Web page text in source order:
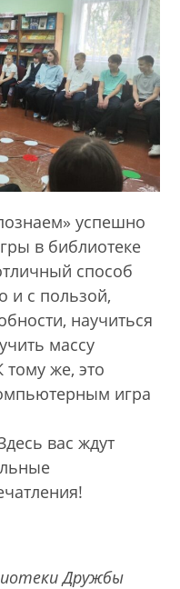
успешно
в библиотеке
способ
и с пользой,
научиться
массу
же, это
игра
вас ждут
Дружбы